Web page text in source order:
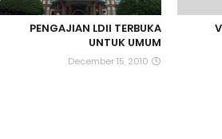
PENGAJIAN LDII TERBUKA
UNTUK UMUM
December 15, 2010